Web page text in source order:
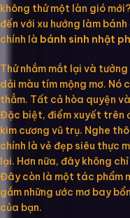
không thử một làn gió
đến với xu hướng làm
chính là bánh sinh nhật
Thử nhắm mắt lại và
dải màu tím mộng mơ. Nó
thẳm. Tất cả hòa quyện
Đặc biệt, điểm xuyết trên
kim cương vũ trụ. Nghe
chính là vẻ đẹp siêu thực
lại. Hơn nữa, đây không
Đây còn là một tác phẩm
gắm những ước mơ bay
của bạn.